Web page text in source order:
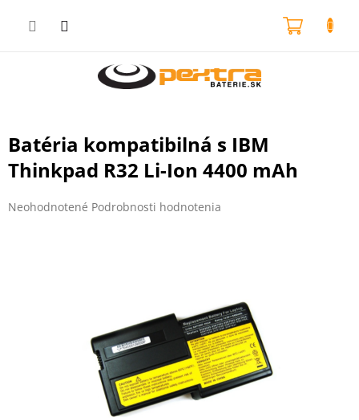
Batéria kompatibilná s IBM
Thinkpad R32 Li-Ion 4400 mAh
Priemerné
Neohodnotené Podrobnosti hodnotenia